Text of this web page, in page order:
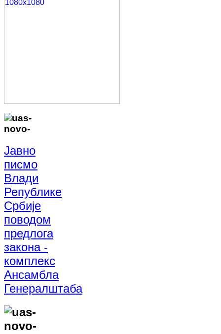
Јавно
писмо
Влади
Републике
Србије
поводом
предлога
закона -
комплекс
Ансамбла
Генералштаба